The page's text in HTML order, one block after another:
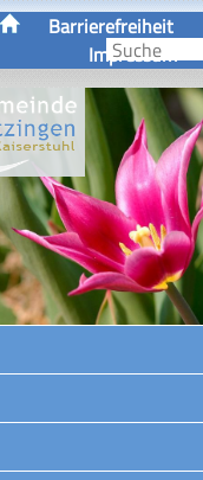
Barrierefreiheit
Impressum